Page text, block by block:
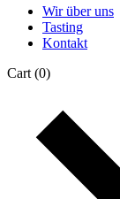
Wir über uns
Tasting
Kontakt
Cart (0)